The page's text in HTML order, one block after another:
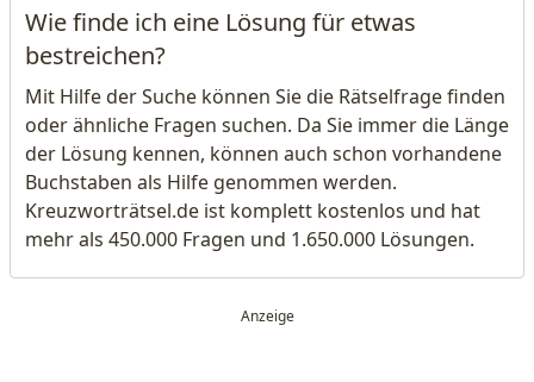
Wie finde ich eine Lösung für etwas
bestreichen?
Mit Hilfe der Suche können Sie die Rätselfrage finden
oder ähnliche Fragen suchen. Da Sie immer die Länge
der Lösung kennen, können auch schon vorhandene
Buchstaben als Hilfe genommen werden.
Kreuzworträtsel.de ist komplett kostenlos und hat
mehr als 450.000 Fragen und 1.650.000 Lösungen.